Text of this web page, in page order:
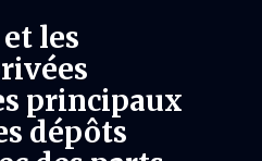
les
principaux
dépôts